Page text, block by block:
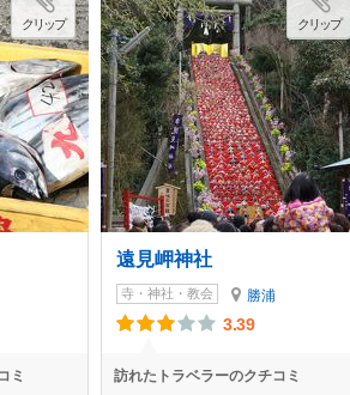
クリップ
ミ
クリップ
遠見岬神社
寺・神社・教会 勝浦
3.39
訪れたトラベラーのクチコミ